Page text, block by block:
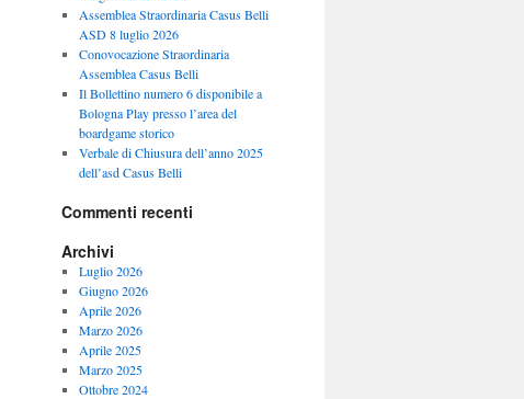
Assemblea Straordinaria Casus Belli
ASD 8 luglio 2026
Conovocazione Straordinaria
Assemblea Casus Belli
Il Bollettino numero 6 disponibile a
Bologna Play presso l’area del
boardgame storico
Verbale di Chiusura dell’anno 2025
dell’asd Casus Belli
Commenti recenti
Archivi
Luglio 2026
Giugno 2026
Aprile 2026
Marzo 2026
Aprile 2025
Marzo 2025
Ottobre 2024